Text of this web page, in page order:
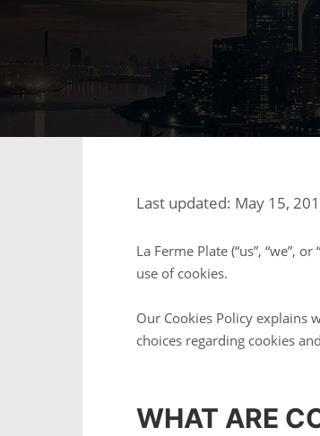
Last updated: May 15,
La Ferme Plate (“us”, “we”,
use of cookies.
Our Cookies Policy explains
choices regarding cookies
WHAT ARE